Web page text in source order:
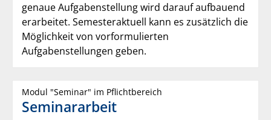
genaue Aufgabenstellung wird darauf aufbauend
erarbeitet. Semesteraktuell kann es zusätzlich die
Möglichkeit von vorformulierten
Aufgabenstellungen geben.
Modul "Seminar" im Pflichtbereich
Seminararbeit